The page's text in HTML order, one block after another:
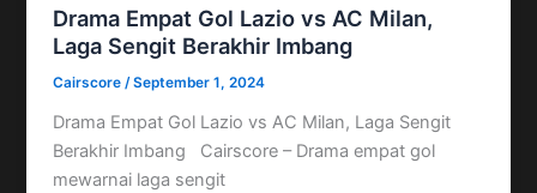
Drama Empat Gol Lazio vs AC Milan,
Laga Sengit Berakhir Imbang
Cairscore/September 1, 2024
Drama Empat Gol Lazio vs AC Milan, Laga Sengit
Berakhir Imbang Cairscore – Drama empat gol
mewarnai laga sengit